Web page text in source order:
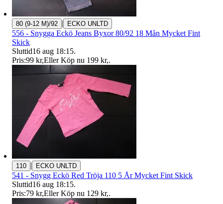
80 (9-12 M)/92 | ECKO UNLTD
556 - Snygga Eckö Jeans Byxor 80/92 18 Mån Mycket Fint
Skick
Sluttid16 aug 18:15.
Pris:99 kr,Eller Köp nu 199 kr,.
110 | ECKO UNLTD
541 - Snygg Eckö Red Tröja 110 5 År Mycket Fint Skick
Sluttid16 aug 18:15.
Pris:79 kr,Eller Köp nu 129 kr,.